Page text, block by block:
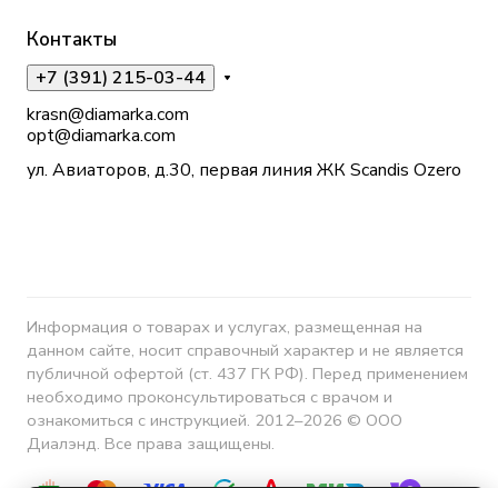
Контакты
+7 (391) 215-03-44
krasn@diamarka.com
opt@diamarka.com
ул. Авиаторов, д.30, первая линия ЖК Scandis Ozero
Информация о товарах и услугах, размещенная на
данном сайте, носит справочный характер и не является
публичной офертой (ст. 437 ГК РФ). Перед применением
необходимо проконсультироваться с врачом и
ознакомиться с инструкцией. 2012–2026 © ООО
Диалэнд. Все права защищены.